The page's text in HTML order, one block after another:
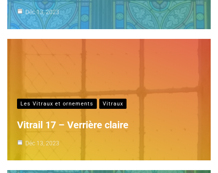
Déc 13, 2023
Les Vitraux et ornements Vitraux
Vitrail 17 – Verrière claire
Déc 13, 2023